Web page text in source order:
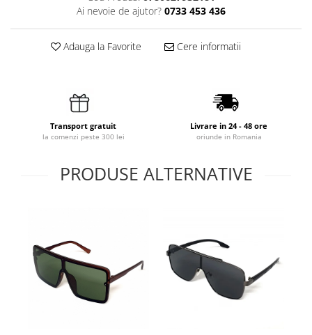
Ai nevoie de ajutor? 0733 453 436
Adauga la Favorite Cere informatii
Transport gratuit
la comenzi peste 300 lei
Livrare in 24 - 48 ore
oriunde in Romania
PRODUSE ALTERNATIVE